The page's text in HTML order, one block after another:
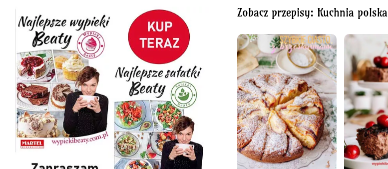
Zobacz przepisy: Kuchnia polska